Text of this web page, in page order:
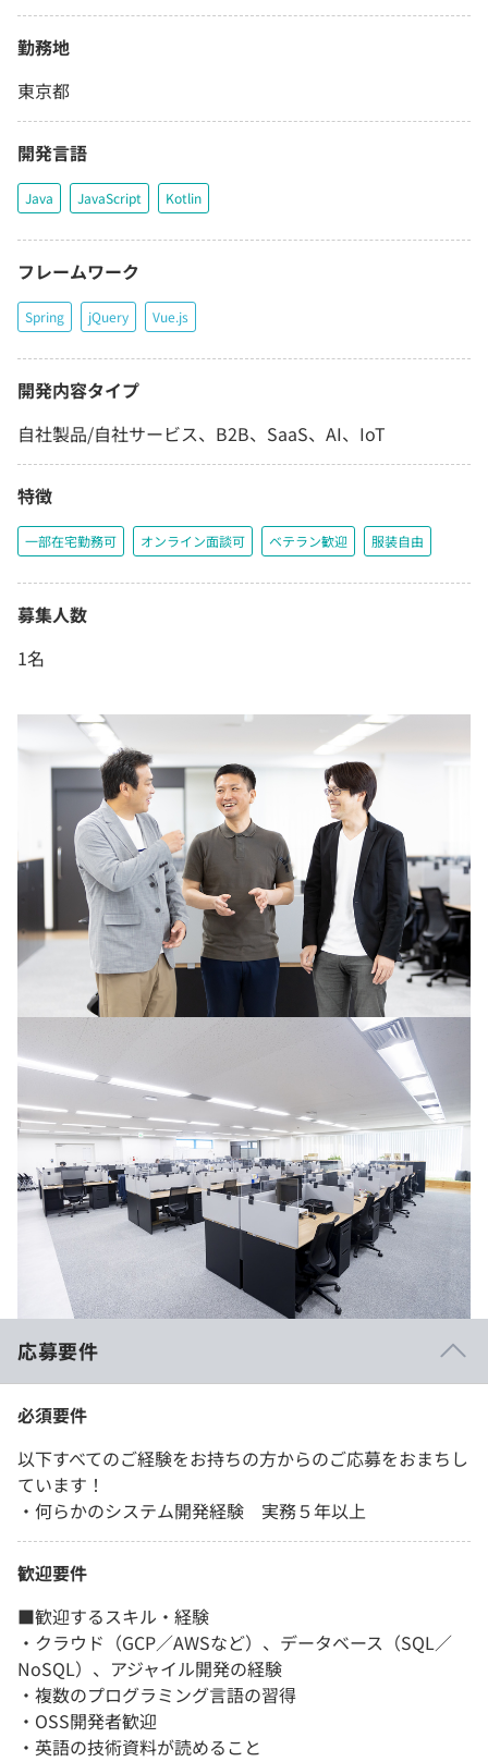
勤務地
東京都
開発言語
Java JavaScript Kotlin
フレームワーク
Spring jQuery Vue.js
開発内容タイプ
自社製品/自社サービス、B2B、SaaS、AI、IoT
特徴
一部在宅勤務可 オンライン面談可 ベテラン歓迎 服装自由
募集人数
1名
応募要件
必須要件
以下すべてのご経験をお持ちの方からのご応募をおまちし
ています！
・何らかのシステム開発経験 実務５年以上
歓迎要件
■歓迎するスキル・経験
・クラウド（GCP／AWSなど）、データベース（SQL／
NoSQL）、アジャイル開発の経験
・複数のプログラミング言語の習得
・OSS開発者歓迎
・英語の技術資料が読めること